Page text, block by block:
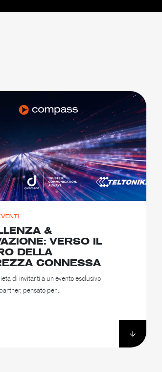
&
VERSO IL
DELLA
CONNESSA
di invitarti a un evento esclusivo
pensato per...